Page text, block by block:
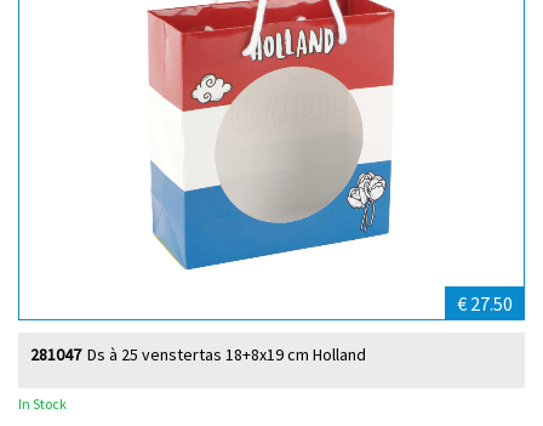
€ 27.50
Ds à 25 venstertas 18+8x19 cm Holland
281047
In Stock